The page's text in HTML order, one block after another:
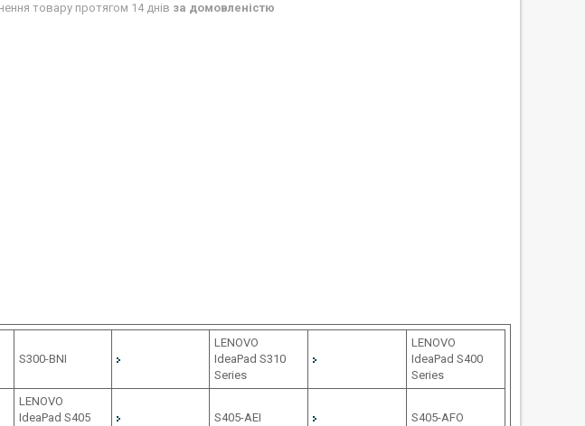
товару протягом 14 днів за домовленістю
S300-BNI
LENOVO
IdeaPad S310
Series
LENOVO
IdeaPad S400
Series
LENOVO
IdeaPad S405
S405-AEI S405-AFO